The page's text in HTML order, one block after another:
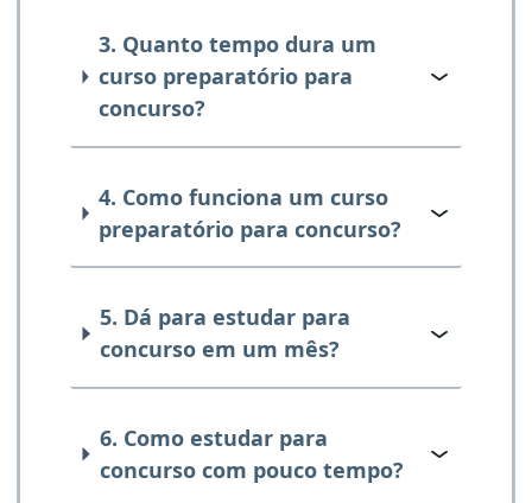
3. Quanto tempo dura um
curso preparatório para
concurso?
4. Como funciona um curso
preparatório para concurso?
5. Dá para estudar para
concurso em um mês?
6. Como estudar para
concurso com pouco tempo?